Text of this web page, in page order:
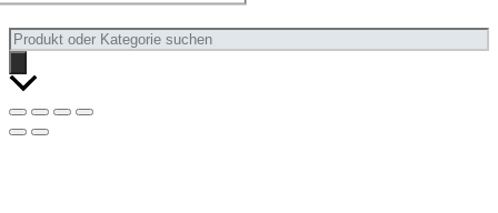
Products
search